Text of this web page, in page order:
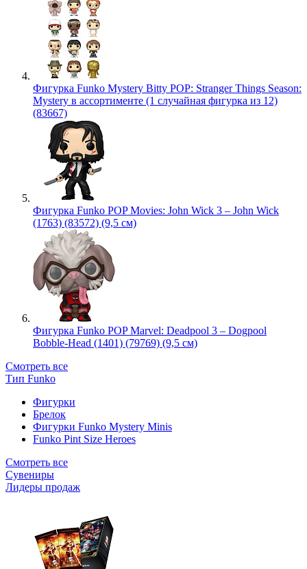
Фигурка Funko Mystery Bitty POP: Stranger Things Season:
Mystery в ассортименте (1 случайная фигурка из 12)
(83667)
Фигурка Funko POP Movies: John Wick 3 – John Wick
(1763) (83572) (9,5 см)
Фигурка Funko POP Marvel: Deadpool 3 – Dogpool
Bobble-Head (1401) (79769) (9,5 см)
Смотреть все
Тип Funko
Фигурки
Брелок
Фигурки Funko Mystery Minis
Funko Pint Size Heroes
Смотреть все
Сувениры
Лидеры продаж